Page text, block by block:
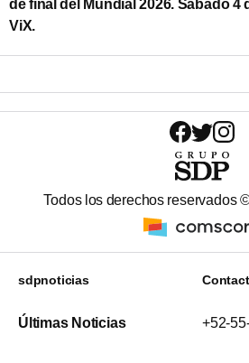
de final del Mundial 2026. Sábado 4
ViX.
Todos los derechos reservados
sdpnoticias
Últimas Noticias +52-